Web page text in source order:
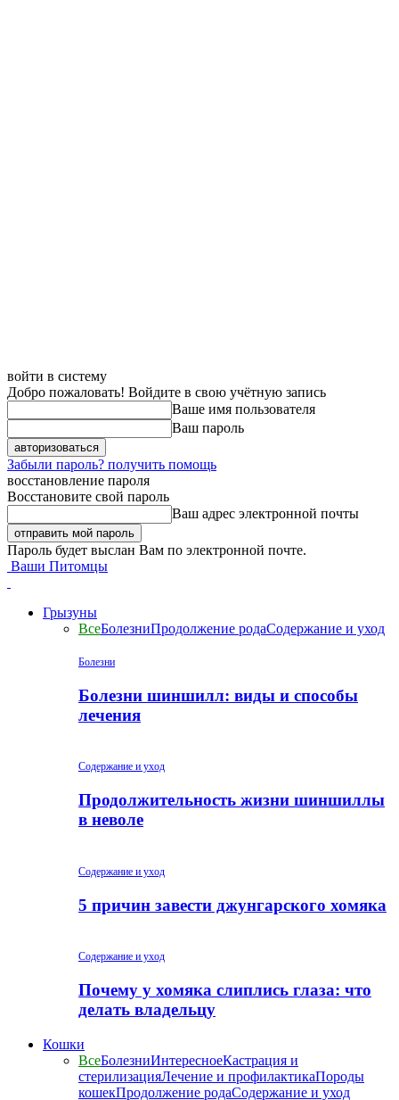
войти в систему
Добро пожаловать! Войдите в свою учётную запись
Ваше имя пользователя
Ваш пароль
Забыли пароль? получить помощь
восстановление пароля
Восстановите свой пароль
Ваш адрес электронной почты
Пароль будет выслан Вам по электронной почте.
Ваши Питомцы
Грызуны
ВсеБолезниПродолжение родаСодержание и уход
Болезни
Болезни шиншилл: виды и способы
лечения
Содержание и уход
Продолжительность жизни шиншиллы
в неволе
Содержание и уход
5 причин завести джунгарского хомяка
Содержание и уход
Почему у хомяка слиплись глаза: что
делать владельцу
Кошки
ВсеБолезниИнтересноеКастрация и
стерилизацияЛечение и профилактикаПороды
кошекПродолжение родаСодержание и уход